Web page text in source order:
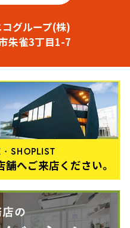
グループ(株)
朱雀3丁目1-7
SHOPLIST
へご来店ください。